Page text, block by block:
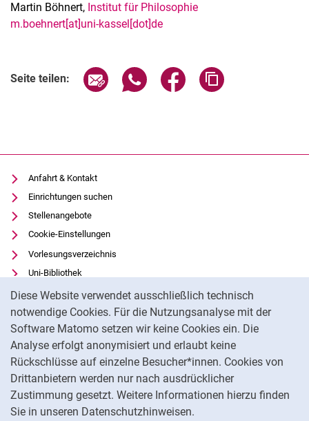
Diese Website verwendet ausschließlich technisch
notwendige Cookies. Für die Nutzungsanalyse mit der
Software Matomo setzen wir keine Cookies ein. Die
Analyse erfolgt anonymisiert und erlaubt keine
Rückschlüsse auf einzelne Besucher*innen. Cookies von
Drittanbietern werden nur nach ausdrücklicher
Zustimmung gesetzt. Weitere Informationen hierzu finden
Sie in unseren Datenschutzhinweisen.
Martin Böhnert, Institut für Philosophie
m.boehnert[at]uni-kassel[dot]de
Seite teilen: Seite über E-Mail teilen
Seite über WhatsApp teilen
Seite über Facebook
Anfahrt & Kontakt
Einrichtungen suchen
Stellenangebote
Cookie-Einstellungen
Vorlesungsverzeichnis
Uni-Bibliothek
Moodle
Panopto
Datenschutz
Barrierefreiheit
Transparenter KI-Einsatz